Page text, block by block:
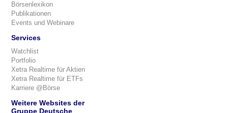
Börsenlexikon
Publikationen
Events und Webinare
Services
Watchlist
Portfolio
Xetra Realtime für Aktien
Xetra Realtime für ETFs
Karriere @Börse
Weitere Websites der
Gruppe Deutsche